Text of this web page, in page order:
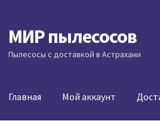
Перейти
к
навигации
Перейти
к
содержимому
МИР пылесосов
Пылесосы с доставкой в Астрахани
Главная Мой аккаунт